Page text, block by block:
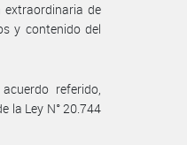
de
y contenido del
referido,
la Ley N° 20.744